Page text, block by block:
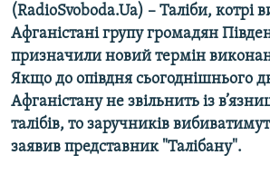
КИТАЙ.ВИКЛИКИ
МУЛЬТИМЕДІА
ФОТО
СПЕЦПРОЄКТИ
ПОДКАСТИ
(RadioSvoboda.Ua) – Таліби, котрі
Афганістані групу громадян
призначили новий термін
Якщо до опівдня сьогоднішнього
Афганістану не звільнить із
талібів, то заручників
заявив представник "Талібану".